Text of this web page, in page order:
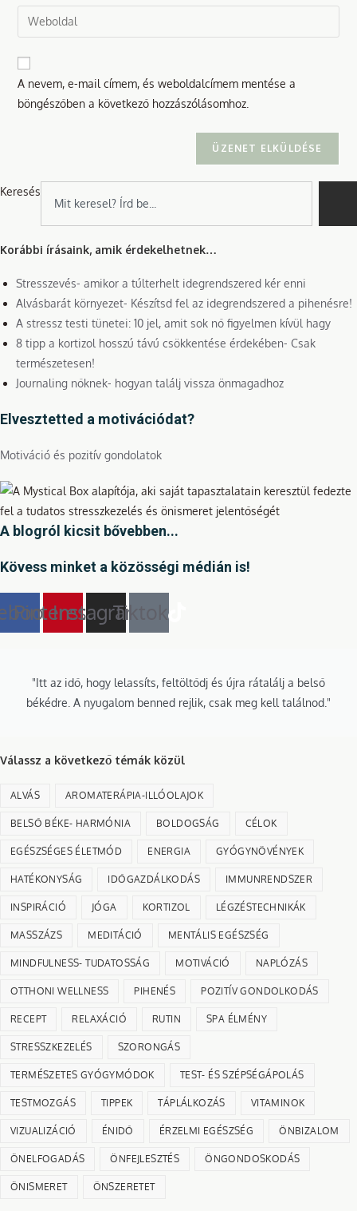
comment
email
address
comment
Enter
your
website
A nevem, e-mail címem, és weboldalcímem mentése a
böngészőben a következő hozzászólásomhoz.
Keresés
Korábbi írásaink, amik érdekelhetnek…
Stresszevés- amikor a túlterhelt idegrendszered kér enni
Alvásbarát környezet- Készítsd fel az idegrendszered a pihenésre!
A stressz testi tünetei: 10 jel, amit sok nő figyelmen kívül hagy
8 tipp a kortizol hosszú távú csökkentése érdekében- Csak
természetesen!
Journaling nőknek- hogyan találj vissza önmagadhoz
Elvesztetted a motivációdat?
Motiváció és pozitív gondolatok
A blogról kicsit bővebben...
Kövess minket a közösségi médián is!
Pinterest
InstagramTiktok
"Itt az idő, hogy lelassíts, feltöltődj és újra rátalálj a belső
békédre. A nyugalom benned rejlik, csak meg kell találnod."
Válassz a következő témák közül
ALVÁS AROMATERÁPIA-ILLÓOLAJOK
BELSŐ BÉKE- HARMÓNIA BOLDOGSÁG CÉLOK
EGÉSZSÉGES ÉLETMÓD ENERGIA GYÓGYNÖVÉNYEK
HATÉKONYSÁG IDŐGAZDÁLKODÁS IMMUNRENDSZER
INSPIRÁCIÓ JÓGA KORTIZOL LÉGZÉSTECHNIKÁK
MASSZÁZS MEDITÁCIÓ MENTÁLIS EGÉSZSÉG
MINDFULNESS- TUDATOSSÁG MOTIVÁCIÓ NAPLÓZÁS
OTTHONI WELLNESS PIHENÉS POZITÍV GONDOLKODÁS
RECEPT RELAXÁCIÓ RUTIN SPA ÉLMÉNY
STRESSZKEZELÉS SZORONGÁS
TERMÉSZETES GYÓGYMÓDOK TEST- ÉS SZÉPSÉGÁPOLÁS
TESTMOZGÁS TIPPEK TÁPLÁLKOZÁS VITAMINOK
VIZUALIZÁCIÓ ÉNIDŐ ÉRZELMI EGÉSZSÉG ÖNBIZALOM
ÖNELFOGADÁS ÖNFEJLESZTÉS ÖNGONDOSKODÁS
ÖNISMERET ÖNSZERETET